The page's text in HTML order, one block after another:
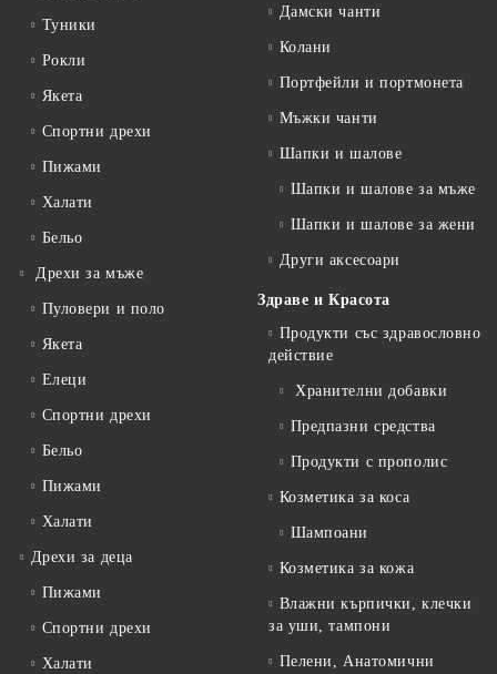
Туники
Рокли
Якета
Спортни дрехи
Пижами
Халати
Бельо
Дрехи за мъже
Пуловери и поло
Якета
Елеци
Спортни дрехи
Бельо
Пижами
Халати
Дрехи за деца
Пижами
Спортни дрехи
Халати
Дамски чанти
Колани
Портфейли и портмонета
Мъжки чанти
Шапки и шалове
Шапки и шалове за мъже
Шапки и шалове за жени
Други аксесоари
Здраве и Красота
Продукти със здравословно
действие
Хранителни добавки
Предпазни средства
Продукти с прополис
Козметика за коса
Шампоани
Козметика за кожа
Влажни кърпички, клечки
за уши, тампони
Пелени, Анатомични